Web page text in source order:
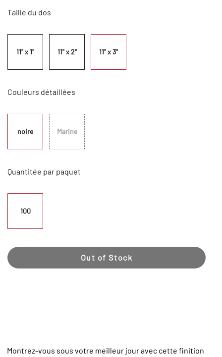
Taille du dos
11" x 1" 11" x 2" 11" x 3"
Couleurs détaillées
noire Marine
Quantitée par paquet
100
Out of Stock
Montrez-vous sous votre meilleur jour avec cette finition